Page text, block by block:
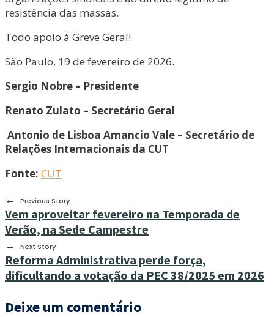
resistência das massas.
Todo apoio à Greve Geral!
São Paulo, 19 de fevereiro de 2026.
Sergio Nobre – Presidente
Renato Zulato – Secretário Geral
Antonio de Lisboa Amancio Vale – Secretário de
Relações Internacionais da CUT
Fonte: CUT
←
Previous Story
Vem aproveitar fevereiro na Temporada de
Verão, na Sede Campestre
→ Next Story
Reforma Administrativa perde força,
dificultando a votação da PEC 38/2025 em 2026
Deixe um comentário